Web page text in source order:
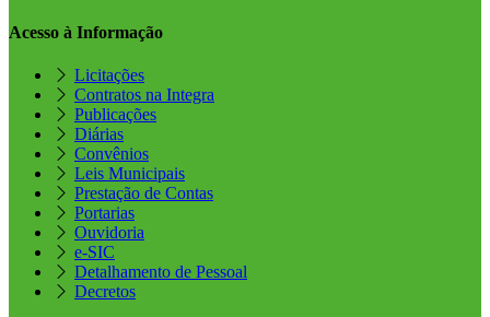
Acesso à Informação
Licitações
Contratos na Integra
Publicações
Diárias
Convênios
Leis Municipais
Prestação de Contas
Portarias
Ouvidoria
e-SIC
Detalhamento de Pessoal
Decretos